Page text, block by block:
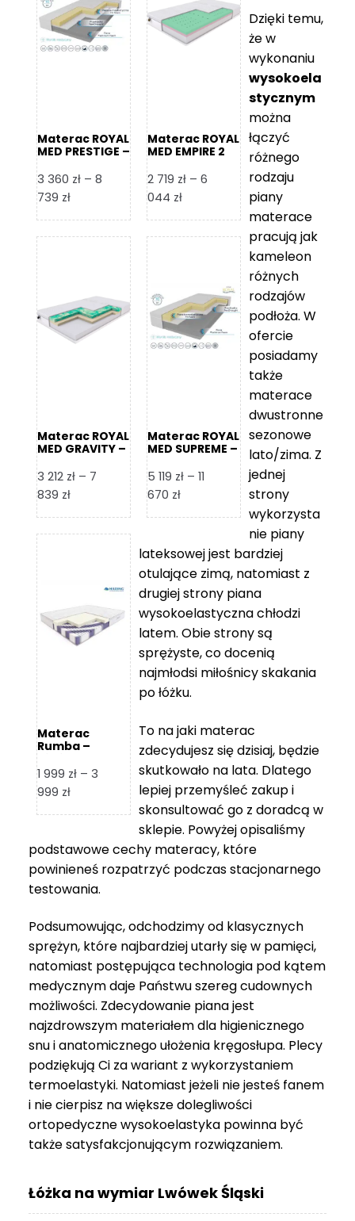
7
000 zł
8
865 zł
Materac ROYAL
MED PRESTIGE –
3 360 zł – 8
739 złZakres
od
8
739 zł
Materac ROYAL
MED EMPIRE 2
2 719 zł – 6
044 złZakres
od
6
044 zł
Materac ROYAL
MED GRAVITY –
3 212 zł – 7
839 złZakres
od
839 zł
Materac ROYAL
MED SUPREME –
5 119 zł – 11
670 złZakres
5
119 zł
do
670 zł
Materac
Rumba –
1 999 zł – 3
999 złZakres
1
999 zł
do
Dzięki temu,
że w
wykonaniu
wysokoela
stycznym
można
łączyć
różnego
rodzaju
piany
materace
pracują jak
kameleon
różnych
rodzajów
podłoża. W
ofercie
posiadamy
także
materace
dwustronne
sezonowe
lato/zima. Z
jednej
strony
wykorzysta
nie piany
lateksowej jest bardziej
otulające zimą, natomiast z
drugiej strony piana
wysokoelastyczna chłodzi
latem. Obie strony są
sprężyste, co docenią
najmłodsi miłośnicy skakania
po łóżku.
To na jaki materac
zdecydujesz się dzisiaj, będzie
skutkowało na lata. Dlatego
lepiej przemyśleć zakup i
skonsultować go z doradcą w
sklepie. Powyżej opisaliśmy
podstawowe cechy materacy, które
powinieneś rozpatrzyć podczas stacjonarnego
testowania.
Podsumowując, odchodzimy od klasycznych
sprężyn, które najbardziej utarły się w pamięci,
natomiast postępująca technologia pod kątem
medycznym daje Państwu szereg cudownych
możliwości. Zdecydowanie piana jest
najzdrowszym materiałem dla higienicznego
snu i anatomicznego ułożenia kręgosłupa. Plecy
podziękują Ci za wariant z wykorzystaniem
termoelastyki. Natomiast jeżeli nie jesteś fanem
i nie cierpisz na większe dolegliwości
ortopedyczne wysokoelastyka powinna być
także satysfakcjonującym rozwiązaniem.
Łóżka na wymiar Lwówek Śląski